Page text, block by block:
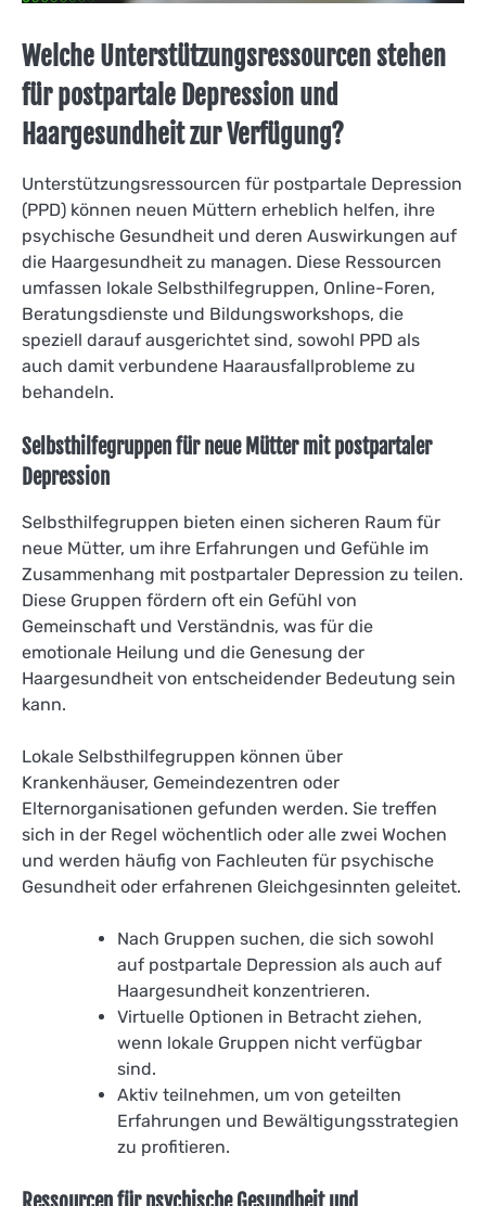
Welche Unterstützungsressourcen stehen
für postpartale Depression und
Haargesundheit zur Verfügung?
Unterstützungsressourcen für postpartale Depression
(PPD) können neuen Müttern erheblich helfen, ihre
psychische Gesundheit und deren Auswirkungen auf
die Haargesundheit zu managen. Diese Ressourcen
umfassen lokale Selbsthilfegruppen, Online-Foren,
Beratungsdienste und Bildungsworkshops, die
speziell darauf ausgerichtet sind, sowohl PPD als
auch damit verbundene Haarausfallprobleme zu
behandeln.
Selbsthilfegruppen für neue Mütter mit postpartaler
Depression
Selbsthilfegruppen bieten einen sicheren Raum für
neue Mütter, um ihre Erfahrungen und Gefühle im
Zusammenhang mit postpartaler Depression zu teilen.
Diese Gruppen fördern oft ein Gefühl von
Gemeinschaft und Verständnis, was für die
emotionale Heilung und die Genesung der
Haargesundheit von entscheidender Bedeutung sein
kann.
Lokale Selbsthilfegruppen können über
Krankenhäuser, Gemeindezentren oder
Elternorganisationen gefunden werden. Sie treffen
sich in der Regel wöchentlich oder alle zwei Wochen
und werden häufig von Fachleuten für psychische
Gesundheit oder erfahrenen Gleichgesinnten geleitet.
Nach Gruppen suchen, die sich sowohl
auf postpartale Depression als auch auf
Haargesundheit konzentrieren.
Virtuelle Optionen in Betracht ziehen,
wenn lokale Gruppen nicht verfügbar
sind.
Aktiv teilnehmen, um von geteilten
Erfahrungen und Bewältigungsstrategien
zu profitieren.